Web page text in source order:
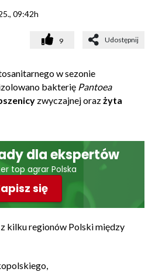
09:42h
9 Udostępnij
w sezonie
bakterię Pantoea
zwyczajnej orazżyta
dla ekspertów
top agrar Polska
się
kilku regionów Polski między